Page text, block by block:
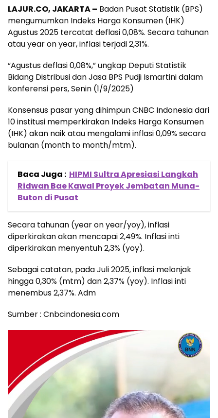
LAJUR.CO, JAKARTA – Badan Pusat Statistik (BPS)
mengumumkan Indeks Harga Konsumen (IHK)
Agustus 2025 tercatat deflasi 0,08%. Secara tahunan
atau year on year, inflasi terjadi 2,31%.
“Agustus deflasi 0,08%,” ungkap Deputi Statistik
Bidang Distribusi dan Jasa BPS Pudji Ismartini dalam
konferensi pers, Senin (1/9/2025)
Konsensus pasar yang dihimpun CNBC Indonesia dari
10 institusi memperkirakan Indeks Harga Konsumen
(IHK) akan naik atau mengalami inflasi 0,09% secara
bulanan (month to month/mtm).
Baca Juga : HIPMI Sultra Apresiasi Langkah
Ridwan Bae Kawal Proyek Jembatan Muna-
Buton di Pusat
Secara tahunan (year on year/yoy), inflasi
diperkirakan akan mencapai 2,49%. Inflasi inti
diperkirakan menyentuh 2,3% (yoy).
Sebagai catatan, pada Juli 2025, inflasi melonjak
hingga 0,30% (mtm) dan 2,37% (yoy). Inflasi inti
menembus 2,37%. Adm
Sumber : Cnbcindonesia.com